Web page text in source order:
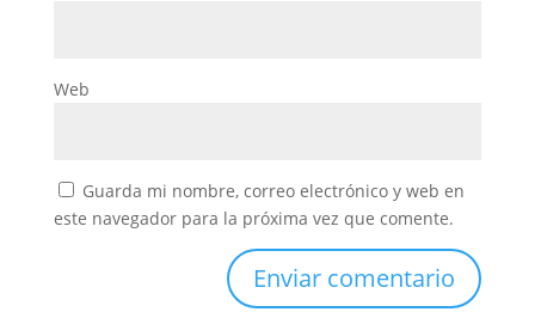
Web
Guarda mi nombre, correo electrónico y web en
este navegador para la próxima vez que comente.